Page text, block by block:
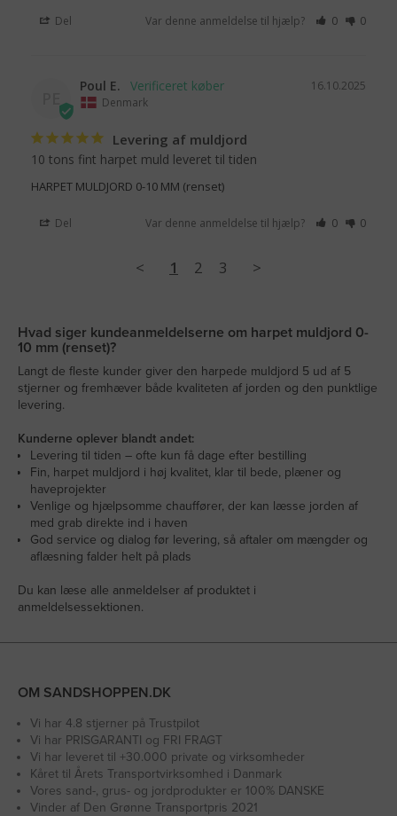
Del Var denne anmeldelse til hjælp? 0 0
16.10.2025
Poul E.
Denmark
Levering af muldjord
10 tons fint harpet muld leveret til tiden
HARPET MULDJORD 0-10 MM (renset)
Del Var denne anmeldelse til hjælp? 0 0
< 1 2 3 >
Hvad siger kundeanmeldelserne om harpet muldjord 0-
10 mm (renset)?
Langt de fleste kunder giver den harpede muldjord 5 ud af 5
stjerner og fremhæver både kvaliteten af jorden og den punktlige
levering.
Kunderne oplever blandt andet:
Levering til tiden – ofte kun få dage efter bestilling
Fin, harpet muldjord i høj kvalitet, klar til bede, plæner og
haveprojekter
Venlige og hjælpsomme chauffører, der kan læsse jorden af
med grab direkte ind i haven
God service og dialog før levering, så aftaler om mængder og
aflæsning falder helt på plads
Du kan læse alle anmeldelser af produktet i
anmeldelsessektionen.
OM SANDSHOPPEN.DK
Vi har 4.8 stjerner på Trustpilot
Vi har PRISGARANTI og FRI FRAGT
Vi har leveret til +30.000 private og virksomheder
Kåret til Årets Transportvirksomhed i Danmark
Vores sand-, grus- og jordprodukter er 100% DANSKE
Vinder af Den Grønne Transportpris 2021